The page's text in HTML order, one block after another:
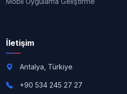
İletişim
Antalya, Türkiye
+90 534 245 27 27